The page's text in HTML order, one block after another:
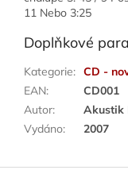
11 Nebo 3:25
Doplňkové
Kategorie: CD -
EAN:
CD001
Autor:
Akustik
Vydáno: 2007